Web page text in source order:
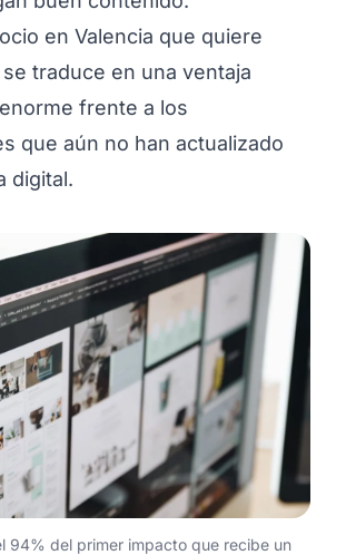
en Valencia que quiere
traduce en una ventaja
frente a los
que aún no han actualizado
digital.
94% del primer impacto que recibe un